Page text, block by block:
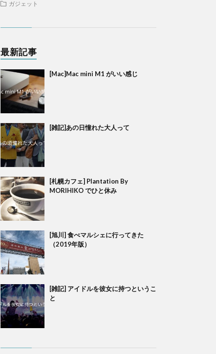
ガジェット
最新記事
[Mac]Mac mini M1 がいい感じ
[雑記]あの日憧れた大人って
[札幌カフェ] Plantation By
MORIHIKO でひと休み
[旭川] 食べマルシェに行ってきた
（2019年版）
[雑記] アイドルを彼女に持つというこ
と